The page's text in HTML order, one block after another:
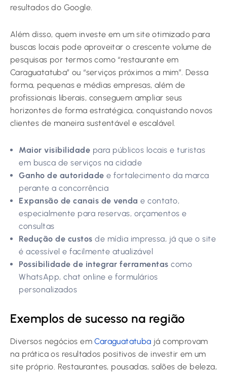
resultados do Google.
Além disso, quem investe em um site otimizado para
buscas locais pode aproveitar o crescente volume de
pesquisas por termos como “restaurante em
Caraguatatuba” ou “serviços próximos a mim”. Dessa
forma, pequenas e médias empresas, além de
profissionais liberais, conseguem ampliar seus
horizontes de forma estratégica, conquistando novos
clientes de maneira sustentável e escalável.
Maior visibilidade para públicos locais e turistas
em busca de serviços na cidade
Ganho de autoridade e fortalecimento da marca
perante a concorrência
Expansão de canais de venda e contato,
especialmente para reservas, orçamentos e
consultas
Redução de custos de mídia impressa, já que o site
é acessível e facilmente atualizável
Possibilidade de integrar ferramentas como
WhatsApp, chat online e formulários
personalizados
Exemplos de sucesso na região
Diversos negócios emCaraguatatuba já comprovam
na prática os resultados positivos de investir em um
site próprio. Restaurantes, pousadas, salões de beleza,